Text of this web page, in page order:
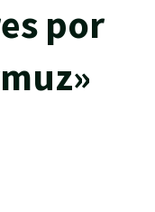
por